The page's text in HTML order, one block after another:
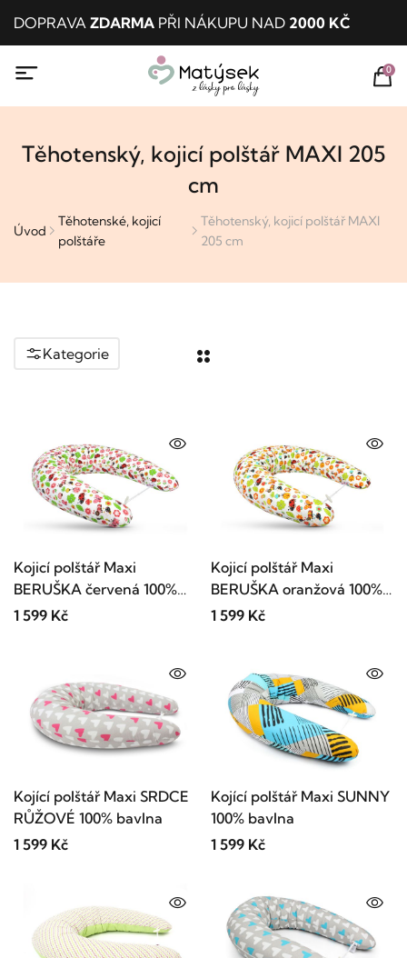
DOPRAVA ZDARMA PŘI NÁKUPU NAD 2000 KČ
0
Těhotenský, kojicí polštář MAXI 205
cm
Úvod
Těhotenské, kojicí
polštáře
Těhotenský, kojicí polštář MAXI
205 cm
Kategorie
Kojicí polštář Maxi
BERUŠKA červená 100%
bavlna
1 599 Kč
Kojicí polštář Maxi
BERUŠKA oranžová 100%
bavlna
1 599 Kč
Kojící polštář Maxi SRDCE
RŮŽOVÉ 100% bavlna
1 599 Kč
Kojící polštář Maxi SUNNY
100% bavlna
1 599 Kč